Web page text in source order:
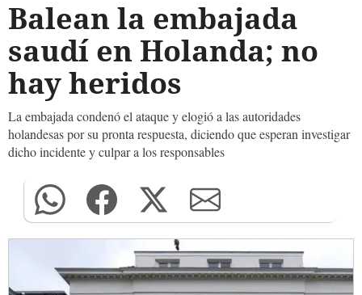
Balean la embajada
saudí en Holanda; no
hay heridos
La embajada condenó el ataque y elogió a las autoridades
holandesas por su pronta respuesta, diciendo que esperan investigar
dicho incidente y culpar a los responsables